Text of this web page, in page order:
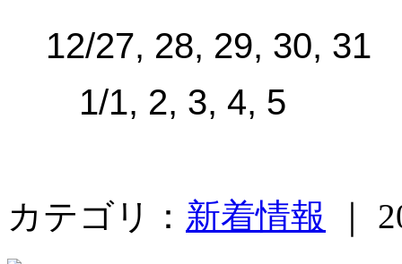
12/27, 28, 29, 30, 31
1/1, 2, 3, 4, 5
カテゴリ： 新着情報 ｜